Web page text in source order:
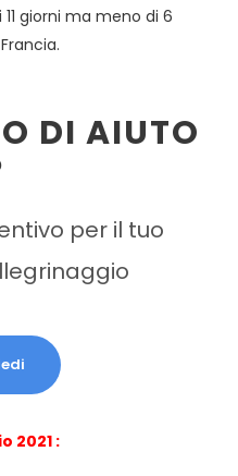
giorni ma meno di 6
DI AIUTO
per il tuo
2021 :